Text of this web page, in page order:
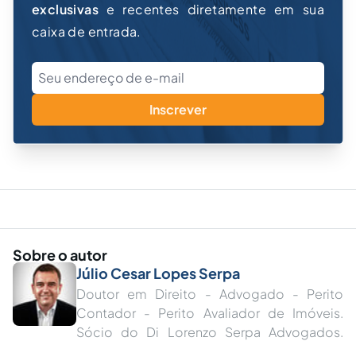
exclusivas e recentes diretamente em sua
caixa de entrada.
Inscrever
Sobre o autor
Júlio Cesar Lopes Serpa
Doutor em Direito - Advogado - Perito
Contador - Perito Avaliador de Imóveis.
Sócio do Di Lorenzo Serpa Advogados.